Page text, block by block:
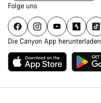
Folge uns
Die Canyon App herunterladen